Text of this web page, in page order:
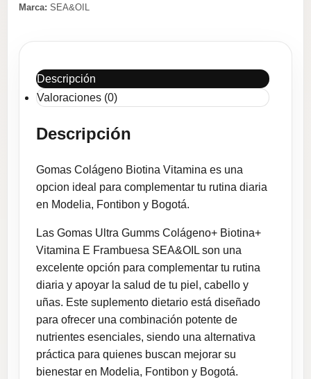
Marca: SEA&OIL
Descripción
Valoraciones (0)
Descripción
Gomas Colágeno Biotina Vitamina es una
opcion ideal para complementar tu rutina diaria
en Modelia, Fontibon y Bogotá.
Las Gomas Ultra Gumms Colágeno+ Biotina+
Vitamina E Frambuesa SEA&OIL son una
excelente opción para complementar tu rutina
diaria y apoyar la salud de tu piel, cabello y
uñas. Este suplemento dietario está diseñado
para ofrecer una combinación potente de
nutrientes esenciales, siendo una alternativa
práctica para quienes buscan mejorar su
bienestar en Modelia, Fontibon y Bogotá.